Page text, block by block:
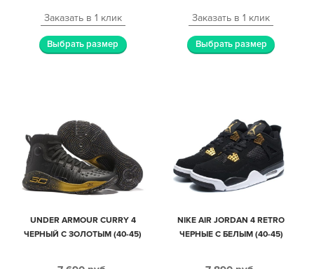
Заказать в 1 клик
Выбрать размер
Заказать в 1 клик
Выбрать размер
UNDER ARMOUR CURRY 4
ЧЕРНЫЙ С ЗОЛОТЫМ (40-45)
NIKE AIR JORDAN 4 RETRO
ЧЕРНЫЕ С БЕЛЫМ (40-45)